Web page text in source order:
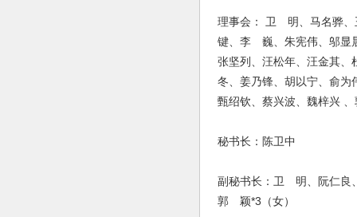
理事会： 卫 明、马名骅
键、李 巍、朱宪伟、邬显
张坚列、汪松年、汪金其
冬、姜乃锋、胡以宁、俞
甄绍钦、蔡兴波、魏梓兴
秘书长：陈卫中
副秘书长：卫 明、阮仁良
郭 颖*3（女）